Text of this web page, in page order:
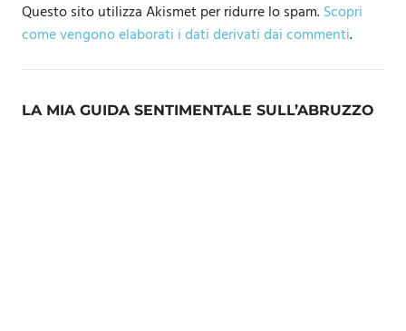
Questo sito utilizza Akismet per ridurre lo spam.Scopri
come vengono elaborati i dati derivati dai commenti.
LA MIA GUIDA SENTIMENTALE SULL’ABRUZZO